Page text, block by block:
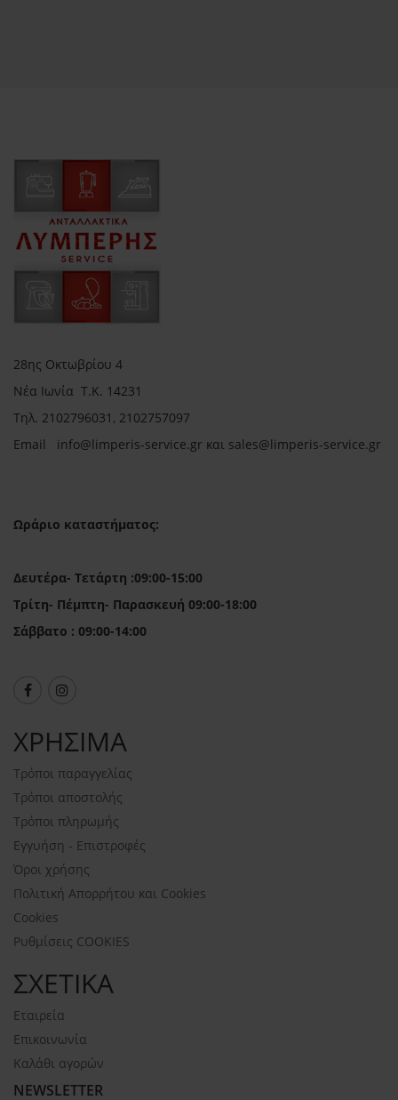
28ης Οκτωβρίου 4
Νέα Ιωνία Τ.Κ. 14231
Τηλ. 2102796031, 2102757097
Email info@limperis-service.gr και sales@limperis-service.gr
Ωράριο καταστήματος:
Δευτέρα- Τετάρτη :09:00-15:00
Τρίτη- Πέμπτη- Παρασκευή 09:00-18:00
Σάββατο : 09:00-14:00
ΧΡΗΣΙΜΑ
Τρόποι παραγγελίας
Τρόποι αποστολής
Τρόποι πληρωμής
Εγγυήση - Επιστροφές
Όροι χρήσης
Πολιτική Απορρήτου και Cookies
Cookies
Ρυθμίσεις COOKIES
ΣΧΕΤΙΚΑ
Εταιρεία
Επικοινωνία
Καλάθι αγορών
NEWSLETTER